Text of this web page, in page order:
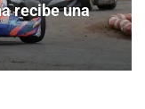
recibe una